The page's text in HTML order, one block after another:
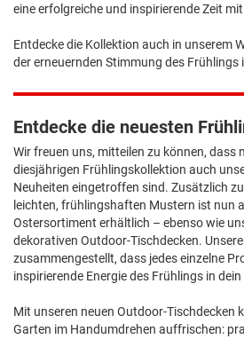
eine erfolgreiche und inspirierende Zeit
Entdecke die Kollektion auch in unserem
der erneuernden Stimmung des Frühlings
Entdecke die neuesten
Wir freuen uns, mitteilen zu können, dass
diesjährigen Frühlingskollektion auch
Neuheiten eingetroffen sind. Zusätzlich
leichten, frühlingshaften Mustern ist nun
Ostersortiment erhältlich – ebenso wie
dekorativen Outdoor-Tischdecken.
zusammengestellt, dass jedes einzelne
inspirierende Energie des Frühlings in
Mit unseren neuen Outdoor-Tischdecken
Garten im Handumdrehen auffrischen: